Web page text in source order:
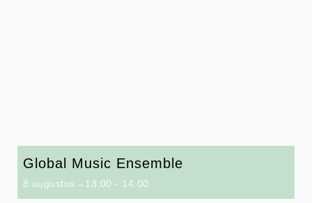
Global Music Ensemble
8 augustus→13:00 - 14:00